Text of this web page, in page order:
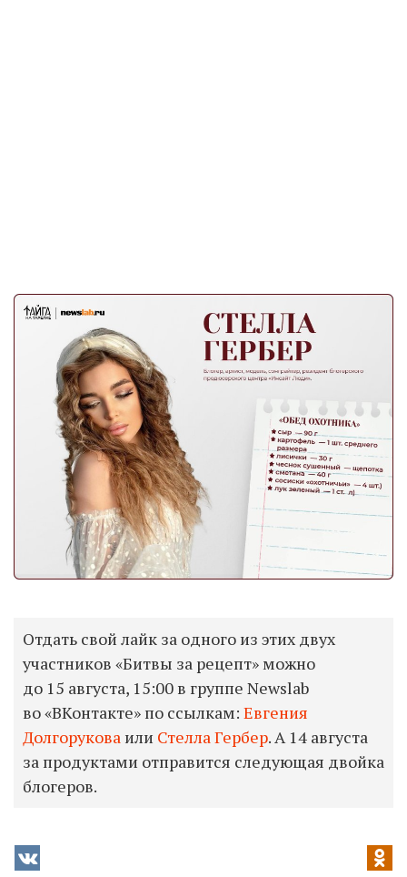
Отдать свой лайк за одного из этих двух
участников «Битвы за рецепт» можно
до 15 августа, 15:00 в группе Newslab
во «ВКонтакте» по ссылкам: Евгения
Долгорукова или Стелла Гербер. А 14 августа
за продуктами отправится следующая двойка
блогеров.